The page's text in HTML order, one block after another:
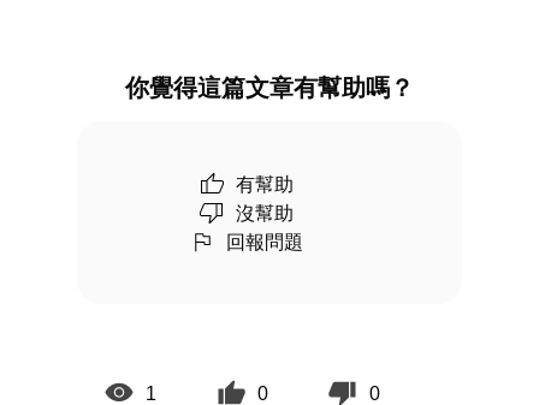
你覺得這篇文章有幫助嗎？
有幫助
沒幫助
回報問題
1 0 0